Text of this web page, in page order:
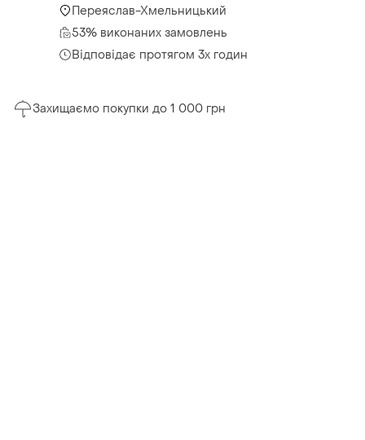
Переяслав-Хмельницький
53% виконаних замовлень
Відповідає протягом 3х годин
Захищаємо покупки до 1 000 грн